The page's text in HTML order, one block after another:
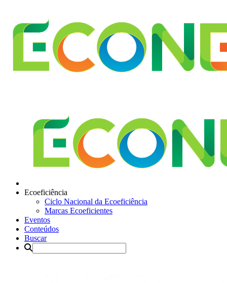
Ecoeficiência
Ciclo Nacional da Ecoeficiência
Marcas Ecoeficientes
Eventos
Conteúdos
Buscar